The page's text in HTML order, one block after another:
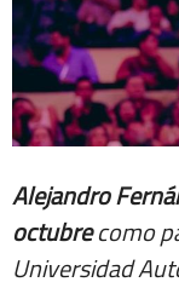
Alejandro
octubrecomo
Universidad